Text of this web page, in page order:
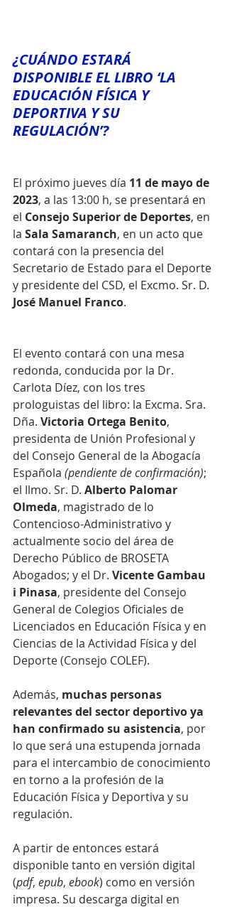
¿CUÁNDO ESTARÁ
DISPONIBLE EL LIBRO ‘LA
EDUCACIÓN FÍSICA Y
DEPORTIVA Y SU
REGULACIÓN’?
El próximo jueves día 11 de mayo de
2023, a las 13:00 h, se presentará en
el Consejo Superior de Deportes, en
la Sala Samaranch, en un acto que
contará con la presencia del
Secretario de Estado para el Deporte
y presidente del CSD, el Excmo. Sr. D.
José Manuel Franco.
El evento contará con una mesa
redonda, conducida por la Dr.
Carlota Díez, con los tres
prologuistas del libro: la Excma. Sra.
Dña. Victoria Ortega Benito,
presidenta de Unión Profesional y
del Consejo General de la Abogacía
Española (pendiente de confirmación);
el Ilmo. Sr. D. Alberto Palomar
Olmeda, magistrado de lo
Contencioso-Administrativo y
actualmente socio del área de
Derecho Público de BROSETA
Abogados; y el Dr. Vicente Gambau
i Pinasa, presidente del Consejo
General de Colegios Oficiales de
Licenciados en Educación Física y en
Ciencias de la Actividad Física y del
Deporte (Consejo COLEF).
Además, muchas personas
relevantes del sector deportivo ya
han confirmado su asistencia, por
lo que será una estupenda jornada
para el intercambio de conocimiento
en torno a la profesión de la
Educación Física y Deportiva y su
regulación.
A partir de entonces estará
disponible tanto en versión digital
(pdf, epub, ebook) como en versión
impresa. Su descarga digital en